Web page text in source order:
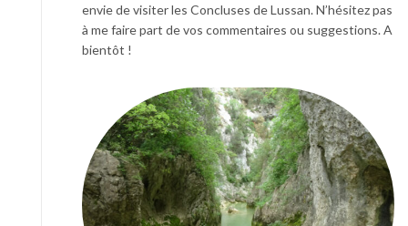
envie de visiter les Concluses de Lussan. N’hésitez pas
à me faire part de vos commentaires ou suggestions. A
bientôt !